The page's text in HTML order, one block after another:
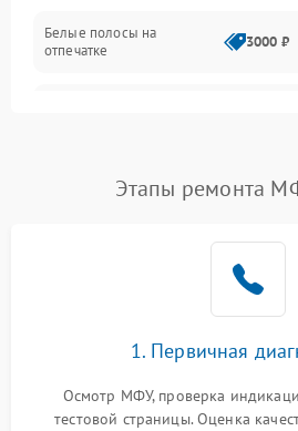
Изображение
Белые полосы на
отпечатке
3000 ₽
Этапы ремонта
1. Первичная
Осмотр МФУ, проверка
тестовой страницы. Оценка